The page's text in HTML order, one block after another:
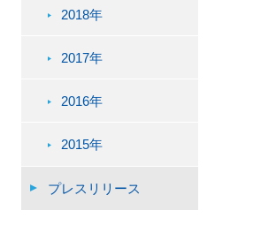
2018年
2017年
2016年
2015年
プレスリリース